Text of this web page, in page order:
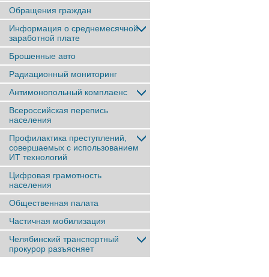
Обращения граждан
Информация о среднемесячной
заработной плате
Брошенные авто
Радиационный мониторинг
Антимонопольный комплаенс
Всероссийская перепись
населения
Профилактика преступлений,
совершаемых с использованием
ИТ технологий
Цифровая грамотность
населения
Общественная палата
Частичная мобилизация
Челябинский транспортный
прокурор разъясняет